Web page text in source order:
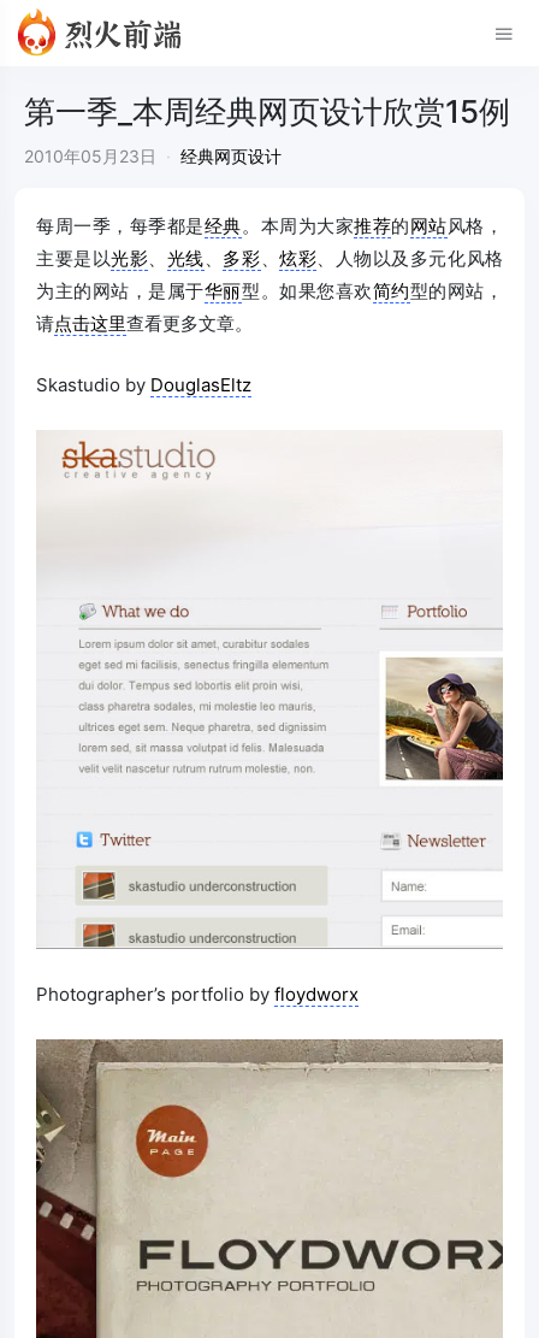
第一季_本周经典网页设计欣赏15例
2010年05月23日 · 经典网页设计
每周一季，每季都是经典。本周为大家推荐的网站风格，
主要是以光影、 光线、 多彩、炫彩、人物以及多元化风格
为主的网站，是属于华丽型。如果您喜欢简约型的网站，
请点击这里查看更多文章。
Skastudio by DouglasEltz
Photographer’s portfolio by floydworx